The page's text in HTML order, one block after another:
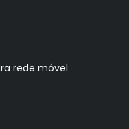
rede móvel